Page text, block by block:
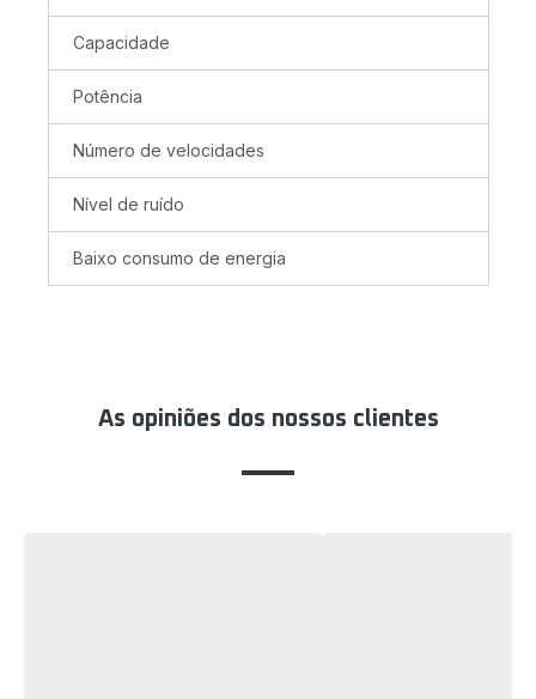
Capacidade
Potência
Número de velocidades
Nível de ruído
Baixo consumo de energia
As opiniões dos nossos clientes